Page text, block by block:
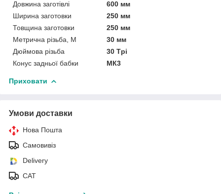
Довжина заготівлі
600 мм
Ширина заготовки
250 мм
Товщина заготовки
250 мм
Метрична різьба, М
30 мм
Дюймова різьба
30 Tpi
Конус задньої бабки
МК3
Приховати
Умови доставки
Нова Пошта
Самовивіз
Delivery
САТ